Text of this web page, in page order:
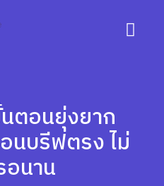
ตอนยุ่งยาก
นบรีฟตรง ไม่
นาน